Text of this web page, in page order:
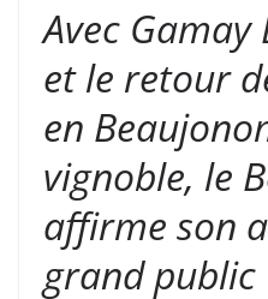
Avec Gamay
et le retour
en
vignoble, le
affirme son
grand public